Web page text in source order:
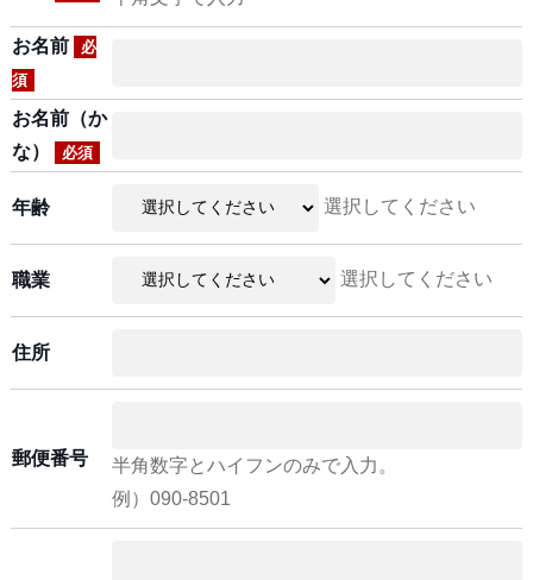
お名前
必
須
お名前（か
な）
必須
年齢 選択してください
職業 選択してください
住所
郵便番号
半角数字とハイフンのみで入力。
例）090-8501